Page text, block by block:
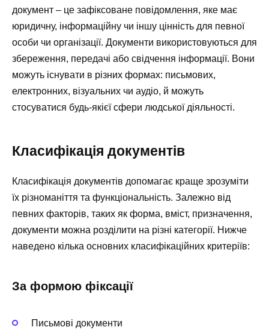
документ – це зафіксоване повідомлення, яке має
юридичну, інформаційну чи іншу цінність для певної
особи чи організації. Документи використовуються для
збереження, передачі або свідчення інформації. Вони
можуть існувати в різних формах: письмових,
електронних, візуальних чи аудіо, й можуть
стосуватися будь-якієї сфери людської діяльності.
Класифікація документів
Класифікація документів допомагає краще зрозуміти
їх різноманіття та функціональність. Залежно від
певних факторів, таких як форма, вміст, призначення,
документи можна розділити на різні категорії. Нижче
наведено кілька основних класифікаційних критеріїв:
За формою фіксації
Письмові документи